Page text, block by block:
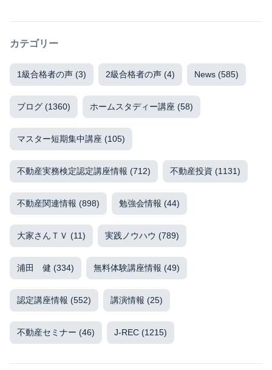
カテゴリー
1級合格者の声 (3) 2級合格者の声 (4) News (585)
ブログ (1360) ホームスタディー講座 (58)
マスター短期集中講座 (105)
不動産実務検定認定講座情報 (712) 不動産投資 (1131)
不動産関連情報 (898) 勉強会情報 (44)
大家さんＴＶ (11) 実践ノウハウ (789)
浦田 健 (334) 無料体験講座情報 (49)
認定講座情報 (552) 講演情報 (25)
不動産セミナー (46) J-REC (1215)